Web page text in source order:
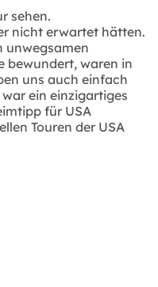
sehen.
nicht erwartet hätten.
unwegsamen
bewundert, waren in
uns auch einfach
ein einzigartiges
für USA
Touren der USA